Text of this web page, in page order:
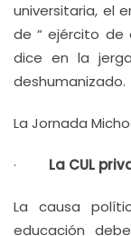
universitaria, el
de “ ejército de
dice en la
deshumanizado.
La Jornada
· La CUL
La causa
educación